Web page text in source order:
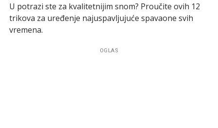
U potrazi ste za kvalitetnijim snom? Proučite ovih 12
trikova za uređenje najuspavljujuće spavaone svih
vremena.
OGLAS